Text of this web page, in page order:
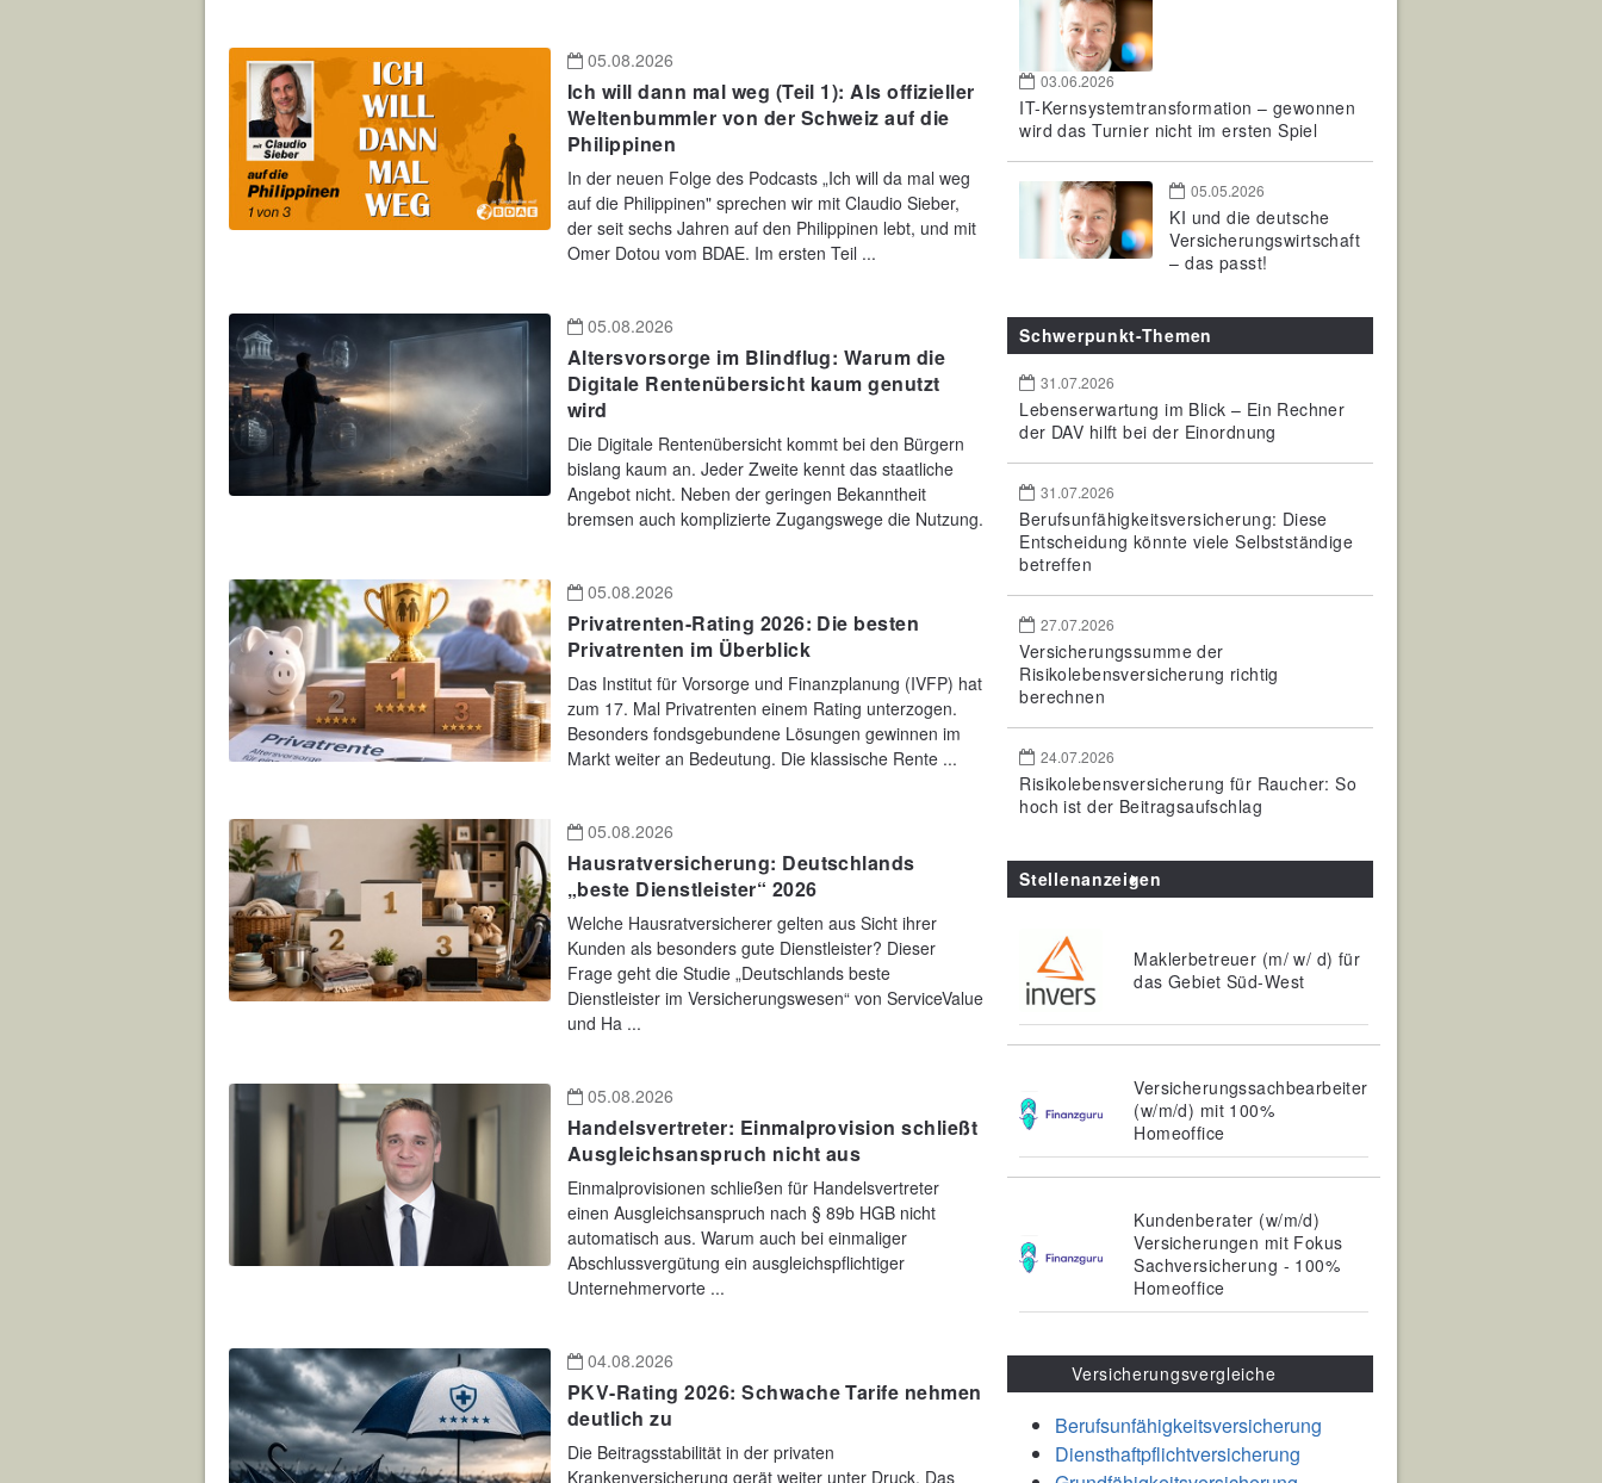
05.08.2026
Ich will dann mal weg (Teil 1): Als offizieller
Weltenbummler von der Schweiz auf die
Philippinen
In der neuen Folge des Podcasts „Ich will da mal weg
auf die Philippinen" sprechen wir mit Claudio Sieber,
der seit sechs Jahren auf den Philippinen lebt, und mit
Omer Dotou vom BDAE. Im ersten Teil ...
05.08.2026
Altersvorsorge im Blindflug: Warum die
Digitale Rentenübersicht kaum genutzt
wird
Die Digitale Rentenübersicht kommt bei den Bürgern
bislang kaum an. Jeder Zweite kennt das staatliche
Angebot nicht. Neben der geringen Bekanntheit
bremsen auch komplizierte Zugangswege die Nutzung.
05.08.2026
Privatrenten-Rating 2026: Die besten
Privatrenten im Überblick
Das Institut für Vorsorge und Finanzplanung (IVFP) hat
zum 17. Mal Privatrenten einem Rating unterzogen.
Besonders fondsgebundene Lösungen gewinnen im
Markt weiter an Bedeutung. Die klassische Rente ...
05.08.2026
Hausratversicherung: Deutschlands
„beste Dienstleister“ 2026
Welche Hausratversicherer gelten aus Sicht ihrer
Kunden als besonders gute Dienstleister? Dieser
Frage geht die Studie „Deutschlands beste
Dienstleister im Versicherungswesen“ von ServiceValue
und Ha ...
05.08.2026
Handelsvertreter: Einmalprovision schließt
Ausgleichsanspruch nicht aus
Einmalprovisionen schließen für Handelsvertreter
einen Ausgleichsanspruch nach § 89b HGB nicht
automatisch aus. Warum auch bei einmaliger
Abschlussvergütung ein ausgleichspflichtiger
Unternehmervorte ...
04.08.2026
PKV-Rating 2026: Schwache Tarife nehmen
deutlich zu
Die Beitragsstabilität in der privaten
Krankenversicherung gerät weiter unter Druck. Das
03.06.2026
IT-Kernsystemtransformation – gewonnen
wird das Turnier nicht im ersten Spiel
05.05.2026
KI und die deutsche
Versicherungswirtschaft
– das passt!
Schwerpunkt-Themen
31.07.2026
Lebenserwartung im Blick – Ein Rechner
der DAV hilft bei der Einordnung
31.07.2026
Berufsunfähigkeitsversicherung: Diese
Entscheidung könnte viele Selbstständige
betreffen
27.07.2026
Versicherungssumme der
Risikolebensversicherung richtig
berechnen
24.07.2026
Risikolebensversicherung für Raucher: So
hoch ist der Beitragsaufschlag
Stellenanzeigen
Maklerbetreuer (m/ w/ d) für
das Gebiet Süd-West
Versicherungssachbearbeiter
(w/m/d) mit 100%
Homeoffice
Kundenberater (w/m/d)
Versicherungen mit Fokus
Sachversicherung - 100%
Homeoffice
Versicherungsvergleiche
Berufsunfähigkeitsversicherung
Diensthaftpflichtversicherung